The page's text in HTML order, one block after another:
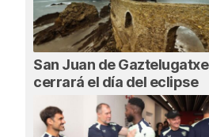
San Juan de Gaztelugatxe
cerrará el día del eclipse